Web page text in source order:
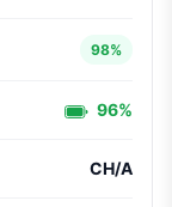
98%
96%
CH/A